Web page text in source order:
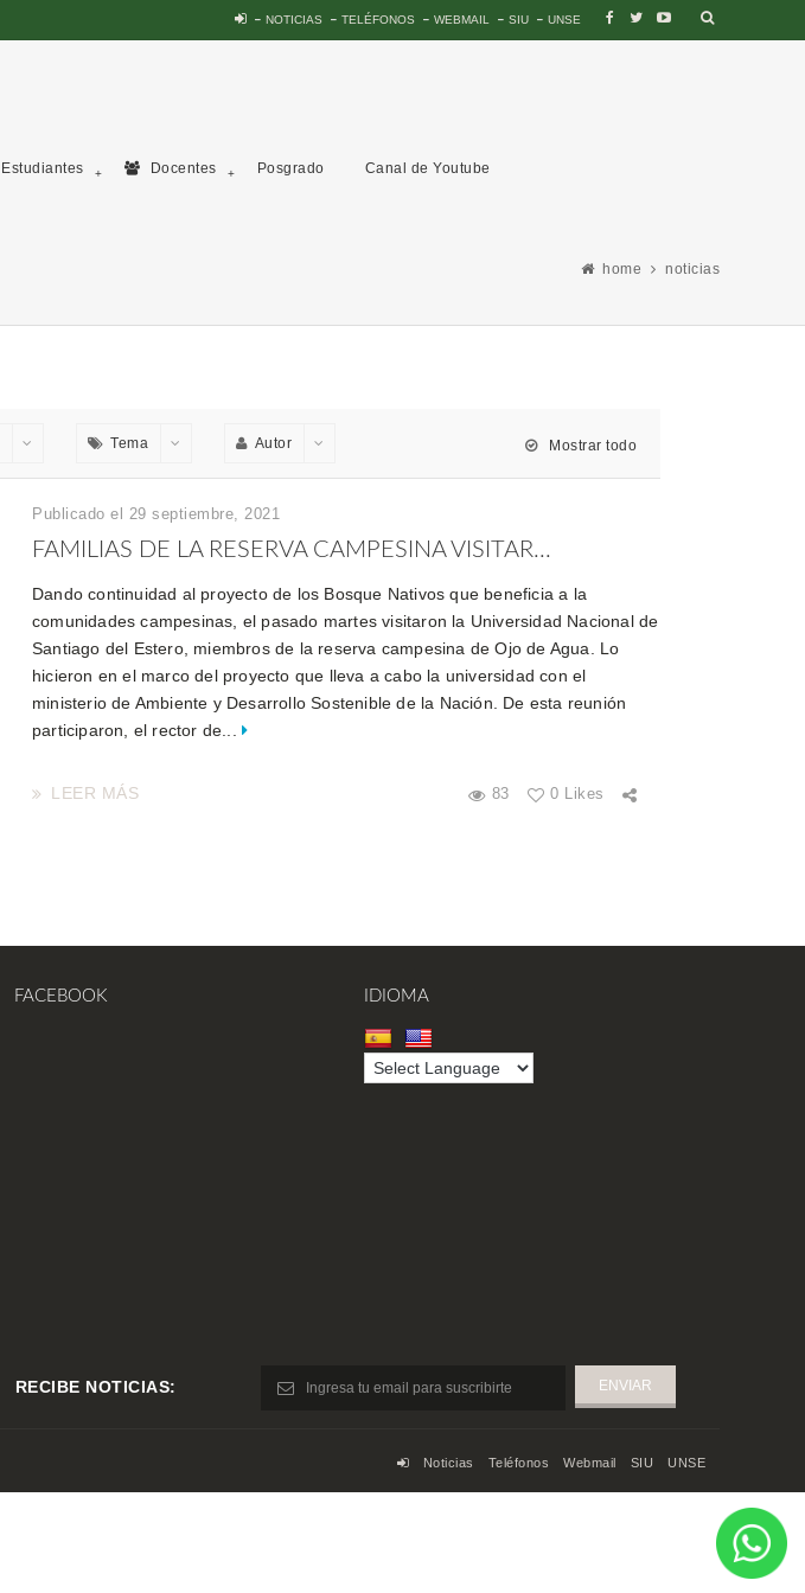
NOTICIAS TELÉFONOS WEBMAIL SIU UNSE
Estudiantes Docentes Posgrado Canal de Youtube
home noticias
Tema Autor Mostrar todo
Publicado el 29 septiembre, 2021
FAMILIAS DE LA RESERVA CAMPESINA VISITAR...
Dando continuidad al proyecto de los Bosque Nativos que beneficia a la
comunidades campesinas, el pasado martes visitaron la Universidad Nacional de
Santiago del Estero, miembros de la reserva campesina de Ojo de Agua. Lo
hicieron en el marco del proyecto que lleva a cabo la universidad con el
ministerio de Ambiente y Desarrollo Sostenible de la Nación. De esta reunión
participaron, el rector de...
83 0 Likes
LEER MÁS
FACEBOOK IDIOMA
RECIBE NOTICIAS:
Noticias Teléfonos Webmail SIU UNSE